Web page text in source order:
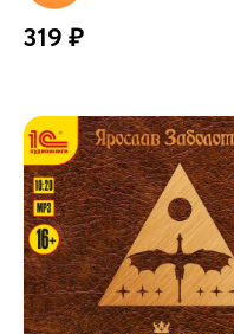
319 ₽